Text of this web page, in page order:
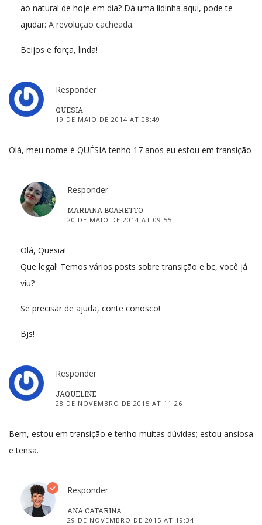
ao natural de hoje em dia? Dá uma lidinha aqui, pode te
ajudar: A revolução cacheada.
Beijos e força, linda!
Responder
QUESIA
19 DE MAIO DE 2014 AT 08:49
Olá, meu nome é QUÉSIA tenho 17 anos eu estou em transição
Responder
MARIANA BOARETTO
20 DE MAIO DE 2014 AT 09:55
Olá, Quesia!
Que legal! Temos vários posts sobre transição e bc, você já
viu?
Se precisar de ajuda, conte conosco!
Bjs!
Responder
JAQUELINE
28 DE NOVEMBRO DE 2015 AT 11:26
Bem, estou em transição e tenho muitas dúvidas; estou ansiosa
e tensa.
Responder
ANA CATARINA
29 DE NOVEMBRO DE 2015 AT 19:34